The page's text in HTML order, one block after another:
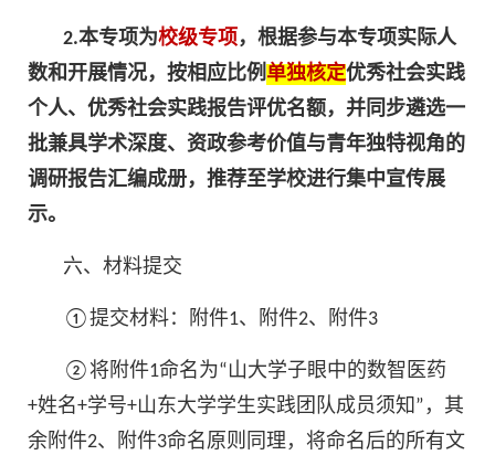
2.本专项为校级专项，根据参与本专项实际人
数和开展情况，按相应比例单独核定优秀社会实践
个人、优秀社会实践报告评优名额，并同步遴选一
批兼具学术深度、资政参考价值与青年独特视角的
调研报告汇编成册，推荐至学校进行集中宣传展
示。
六、材料提交
①提交材料：附件1、附件2、附件3
②将附件1命名为“山大学子眼中的数智医药
+姓名+学号+山东大学学生实践团队成员须知”，其
余附件2、附件3命名原则同理，将命名后的所有文